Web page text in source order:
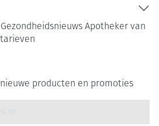
Gezondheidsnieuws Apotheker van
producten en promoties